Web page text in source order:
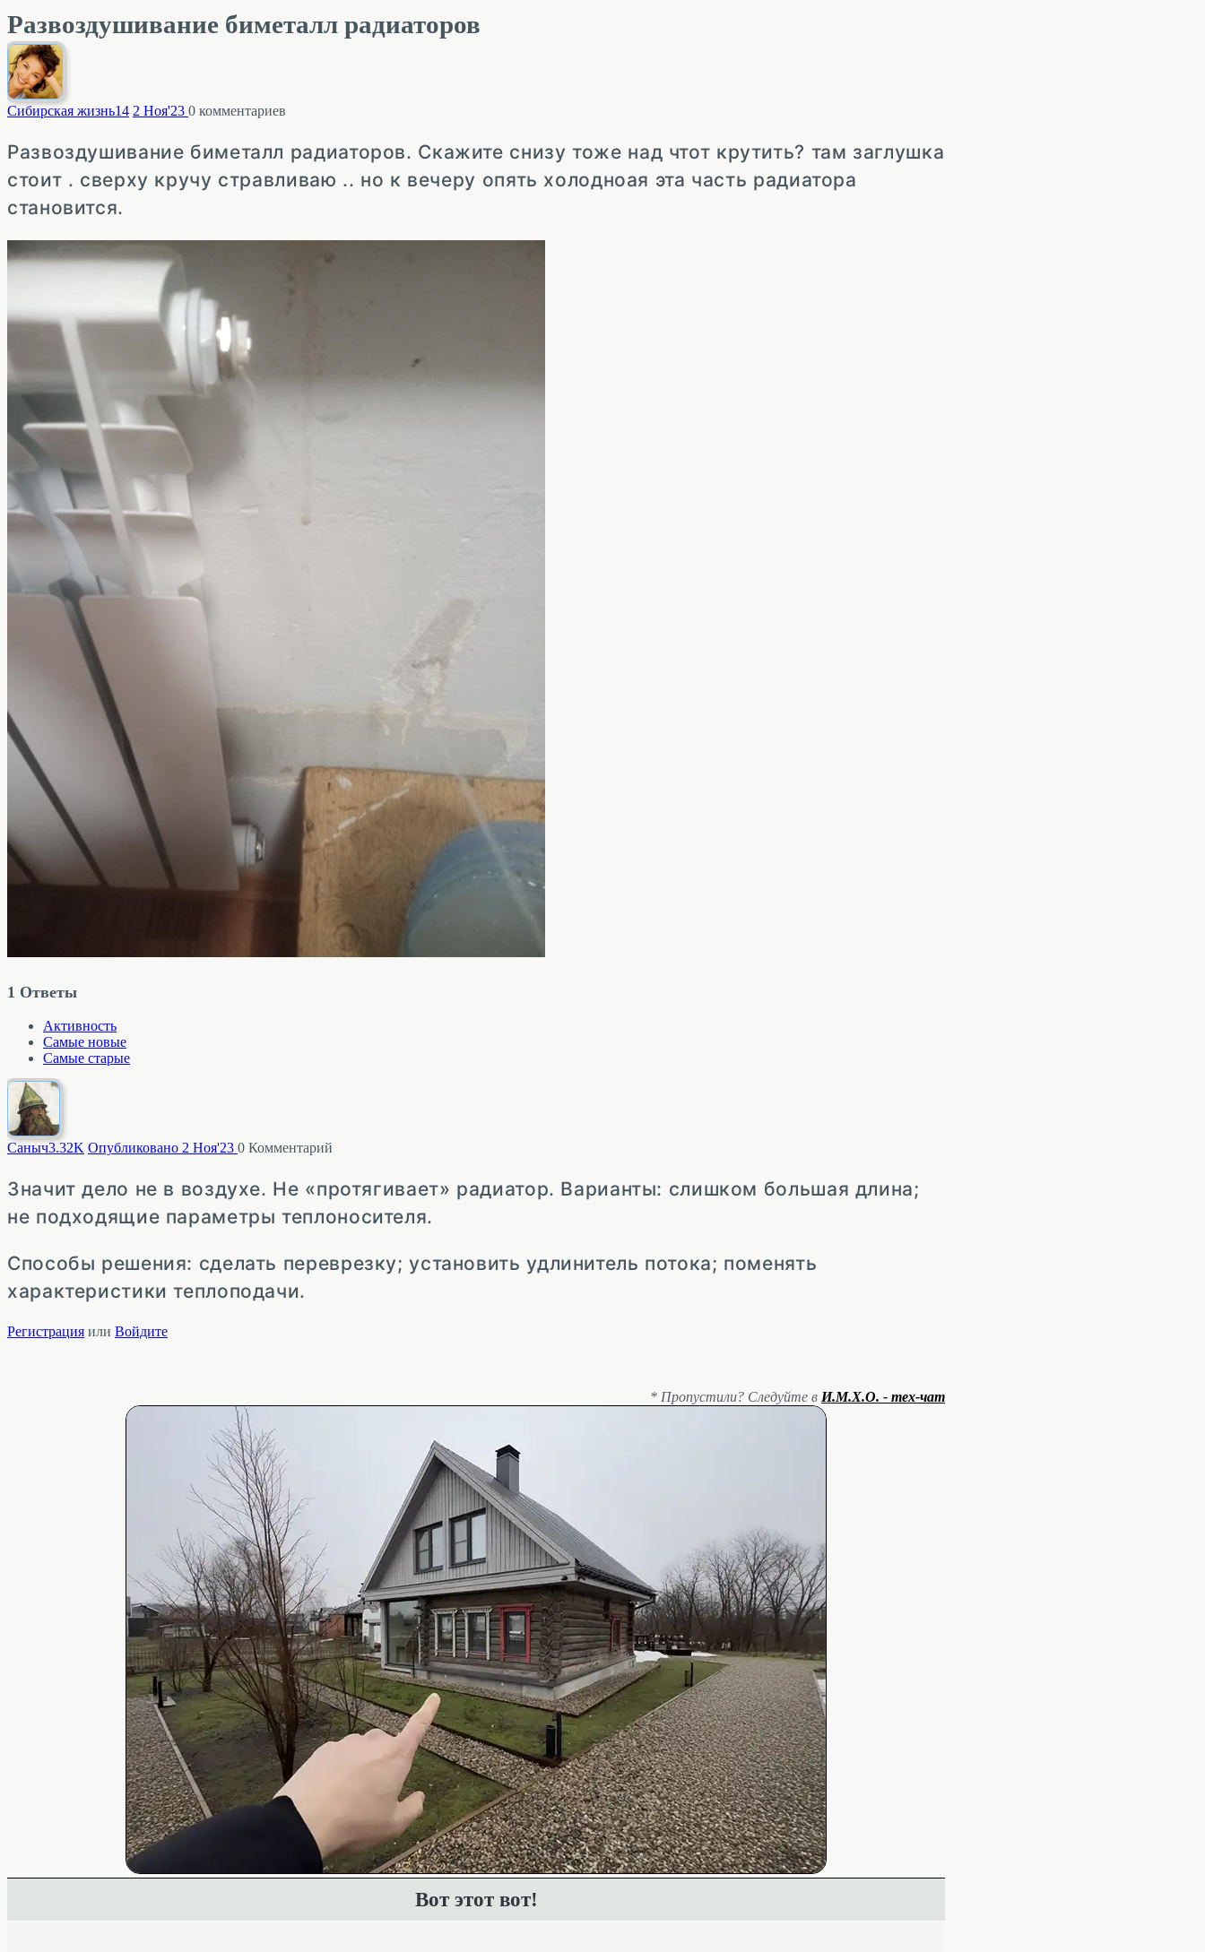
Развоздушивание биметалл радиаторов
Сибирская жизнь14 2 Ноя'23 0 комментариев
Развоздушивание биметалл радиаторов. Скажите снизу тоже над чтот крутить? там заглушка
стоит . сверху кручу стравливаю .. но к вечеру опять холодноая эта часть радиатора
становится.
1 Ответы
Активность
Самые новые
Самые старые
Саныч3.32K Опубликовано 2 Ноя'23 0 Комментарий
Значит дело не в воздухе. Не «протягивает» радиатор. Варианты: слишком большая длина;
не подходящие параметры теплоносителя.
Способы решения: сделать переврезку; установить удлинитель потока; поменять
характеристики теплоподачи.
Регистрация или Войдите
* Пропустили? Следуйте в И.М.Х.О. - тех-чат
Вот этот вот!